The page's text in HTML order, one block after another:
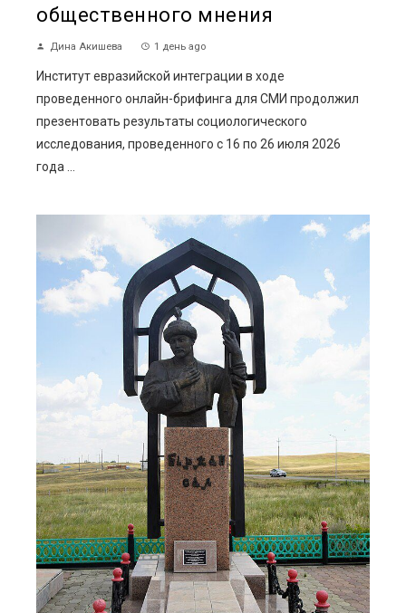
общественного мнения
Дина Акишева 1 день ago
Институт евразийской интеграции в ходе
проведенного онлайн-брифинга для СМИ продолжил
презентовать результаты социологического
исследования, проведенного с 16 по 26 июля 2026
года ...